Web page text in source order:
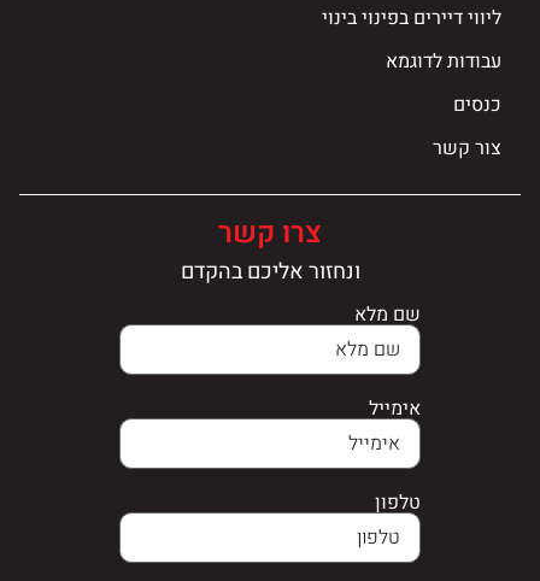
ליווי דיירים בפינוי בינוי
עבודות לדוגמא
כנסים
צור קשר
צרו קשר
ונחזור אליכם בהקדם
שם מלא
אימייל
טלפון